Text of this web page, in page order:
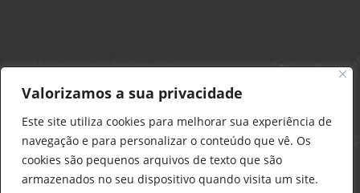
Valorizamos a sua privacidade
Este site utiliza cookies para melhorar sua experiência de
navegação e para personalizar o conteúdo que vê. Os
cookies são pequenos arquivos de texto que são
armazenados no seu dispositivo quando visita um site.
Delarobia – Construção
912 441 514
construcao@delarobia.pt
R. António Andrade, 1171
2820-287 • Charneca de Caparica